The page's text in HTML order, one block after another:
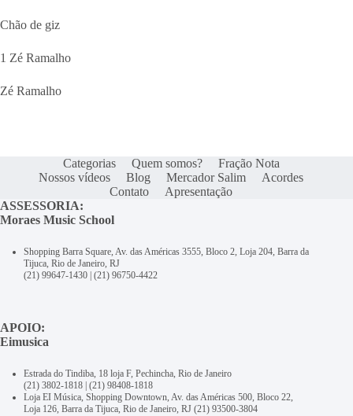
Chão de giz
1 Zé Ramalho
Zé Ramalho
Categorias Quem somos?
Fração Nota
Nossos vídeos
Blog Mercador Salim
Acordes
Contato
Apresentação
ASSESSORIA:
Moraes Music School
Shopping Barra Square, Av. das Américas 3555, Bloco 2, Loja 204, Barra da
Tijuca, Rio de Janeiro, RJ
(21) 99647-1430 (21) 96750-4422
APOIO:
Eimusica
Estrada do Tindiba, 18 loja F, Pechincha, Rio de Janeiro
(21) 3802-1818 (21) 98408-1818
Loja EI Música, Shopping Downtown, Av. das Américas 500, Bloco 22,
Loja 126, Barra da Tijuca, Rio de Janeiro, RJ (21) 93500-3804